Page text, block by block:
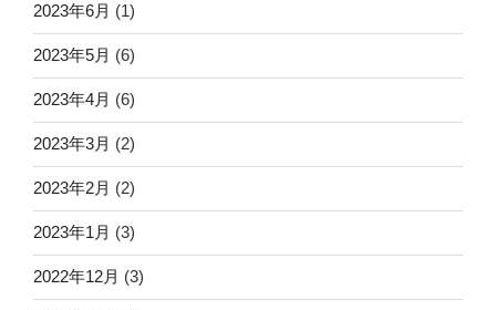
2023年6月 (1)
2023年5月 (6)
2023年4月 (6)
2023年3月 (2)
2023年2月 (2)
2023年1月 (3)
2022年12月 (3)